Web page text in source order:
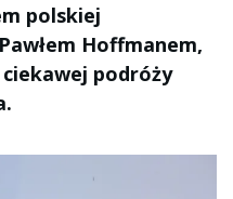
polskiej
Hoffmanem,
podróży